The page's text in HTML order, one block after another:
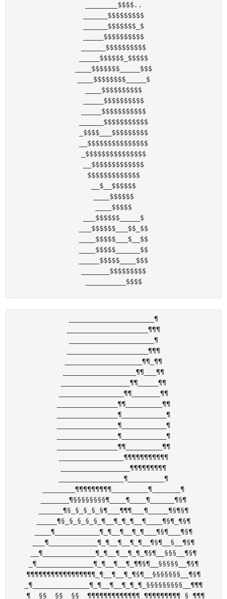
________$$$$..
______$$$$$$$$$
______$$$$$$$_$
_____$$$$$$$$$$
______$$$$$$$$$$
_____$$$$$$_$$$$$
____$$$$$$$_____$$$
____$$$$$$$$_____$
____$$$$$$$$$$
_____$$$$$$$$$$
_____$$$$$$$$$$$
______$$$$$$$$$$$
_$$$$___$$$$$$$$$
__$$$$$$$$$$$$$$$
_$$$$$$$$$$$$$$$
__$$$$$$$$$$$$$
$$$$$$$$$$$$$
__$__$$$$$$
____$$$$$$
____$$$$$
___$$$$$$_____$
___$$$$$$___$$_$$
____$$$$$___$__$$
____$$$$$______$$
_____$$$$$____$$$
_______$$$$$$$$$
_____________________¶
____________________¶¶¶
_____________________¶
____________________¶¶¶
___________________¶¶_¶¶
__________________¶¶___¶¶
_________________¶¶_____¶¶
________________¶¶_______¶¶
_______________¶¶_________¶¶
_______________¶___________¶
_______________¶___________¶
_______________¶___________¶
_______________¶¶_________¶¶
________________¶¶¶¶¶¶¶¶¶¶¶
_________________¶¶¶¶¶¶¶¶¶
________________¶_________¶
________¶¶¶¶¶¶¶¶¶_________¶_______¶
_______¶§§§§§§§§¶____¶____¶______¶§¶
______¶§_§_§_§_§¶___¶¶¶___¶_____¶§¶§¶
_____¶§_§_§_§_§_¶__¶_¶_¶__¶____¶§¶_¶§¶
____¶___________¶_¶__¶__¶_¶___¶§¶___¶§¶
___¶____________¶_¶__¶__¶_¶__¶§¶__§__¶§¶
__¶_____________¶_¶__¶__¶_¶_¶§¶__§§§__¶§¶
_¶______________¶_¶__¶__¶_¶¶§¶__§§§§§__¶§¶
¶¶¶¶¶¶¶¶¶¶¶¶¶¶¶¶¶_¶__¶__¶_¶§¶__§§§§§§§__¶§¶
_¶______________¶_¶__¶__¶_¶_¶_§§§§§§§§§__¶¶¶
_¶__§§__§§__§§__¶¶¶¶¶¶¶¶¶¶¶¶¶_¶¶¶¶¶¶¶¶¶_§_¶¶¶